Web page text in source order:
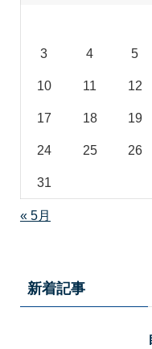
3 4 5
10 11 12
17 18 19
24 25 26
31
« 5月
新着記事